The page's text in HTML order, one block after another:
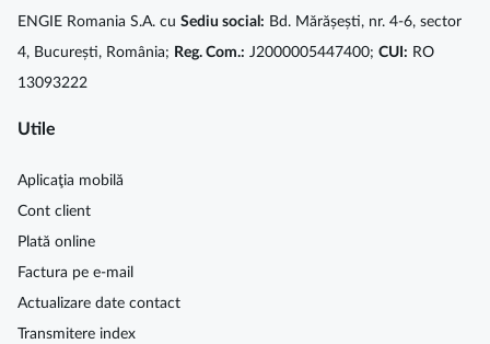
ENGIE Romania S.A. cu Sediu social: Bd. Mărășești, nr. 4-6, sector
4, București, România; Reg. Com.: J2000005447400; CUI: RO
13093222
Utile
Aplicaţia mobilă
Cont client
Plată online
Factura pe e-mail
Actualizare date contact
Transmitere index